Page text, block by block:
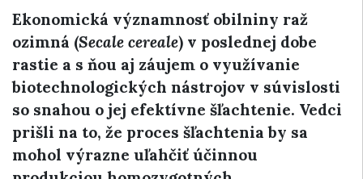
Ekonomická významnosť obilniny raž
ozimná (Secale cereale) v poslednej dobe
rastie a s ňou aj záujem o využívanie
biotechnologických nástrojov v súvislosti
so snahou o jej efektívne šľachtenie. Vedci
prišli na to, že proces šľachtenia by sa
mohol výrazne uľahčiť účinnou